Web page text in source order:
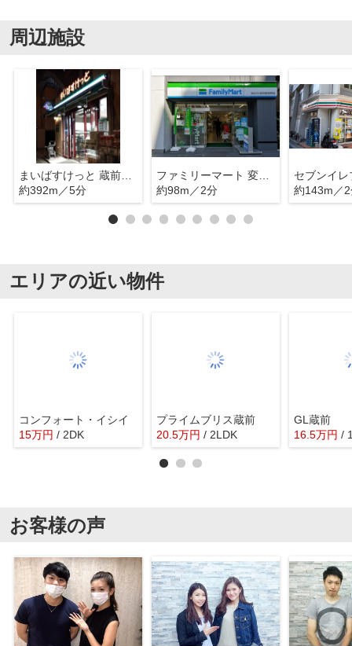
周辺施設
まいばすけっと 蔵前駅前店
約392m／5分
ファミリーマート 変なホテル東京浅草田原町店
約98m／2分
約143m／
エリアの近い物件
コンフォート・イシイ
15万円 / 2DK
プライムブリス蔵前
20.5万円 / 2LDK
GL蔵前
16.5万円 /
お客様の声